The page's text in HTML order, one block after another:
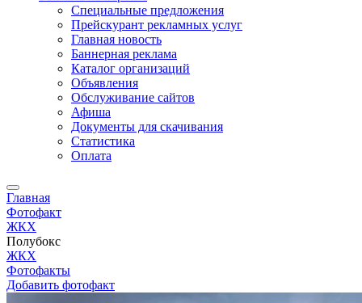
Специальные предложения
Прейскурант рекламных услуг
Главная новость
Баннерная реклама
Каталог организаций
Объявления
Обслуживание сайтов
Афиша
Документы для скачивания
Статистика
Оплата
Главная
Фотофакт
ЖКХ
Полубокс
ЖКХ
Фотофакты
Добавить фотофакт